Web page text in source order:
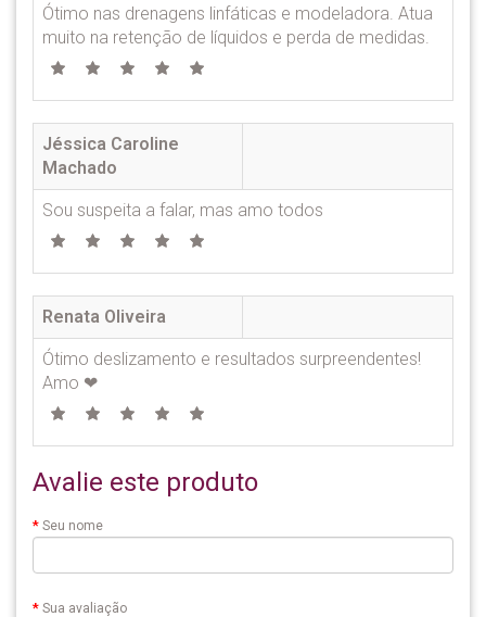
Ótimo nas drenagens linfáticas e modeladora. Atua
muito na retenção de líquidos e perda de medidas.
Jéssica Caroline
Machado
Sou suspeita a falar, mas amo todos
Renata Oliveira
Ótimo deslizamento e resultados surpreendentes!
Amo ❤
Avalie este produto
Seu nome
Sua avaliação